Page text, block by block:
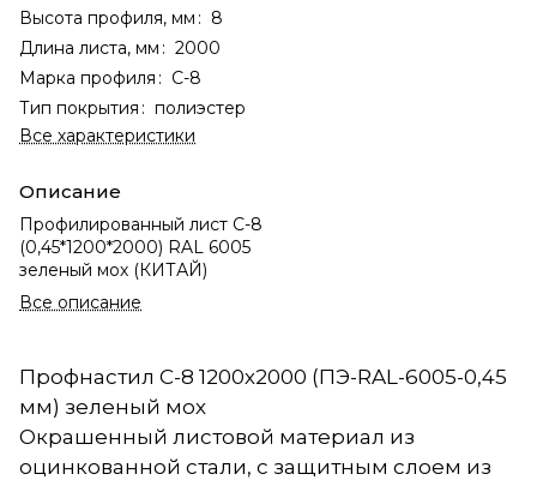
Высота профиля, мм : 8
Длина листа, мм : 2000
Марка профиля : С-8
Тип покрытия : полиэстер
Все характеристики
Описание
Профилированный лист С-8
(0,45*1200*2000) RAL 6005
зеленый мох (КИТАЙ)
Все описание
Профнастил С-8 1200х2000 (ПЭ-RAL-6005-0,45
мм) зеленый мох
Окрашенный листовой материал из
оцинкованной стали, с защитным слоем из